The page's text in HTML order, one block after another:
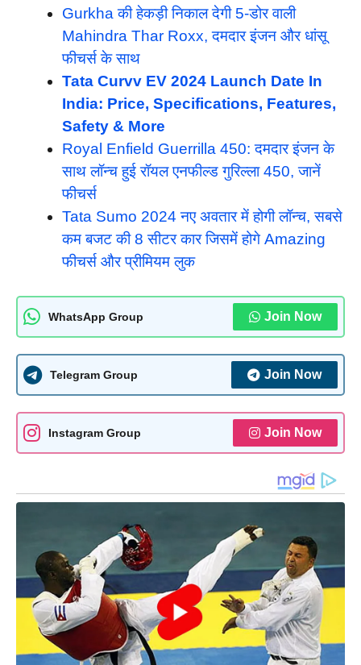
Gurkha की हेकड़ी निकाल देगी 5-डोर वाली
Mahindra Thar Roxx, दमदार इंजन और धांसू
फीचर्स के साथ
Tata Curvv EV 2024 Launch Date In
India: Price, Specifications, Features,
Safety & More
Royal Enfield Guerrilla 450: दमदार इंजन के
साथ लॉन्च हुई रॉयल एनफील्ड गुरिल्ला 450, जानें
फीचर्स
Tata Sumo 2024 नए अवतार में होगी लॉन्च, सबसे
कम बजट की 8 सीटर कार जिसमें होगे Amazing
फीचर्स और प्रीमियम लुक
WhatsApp Group Join Now
Telegram Group Join Now
Instagram Group Join Now